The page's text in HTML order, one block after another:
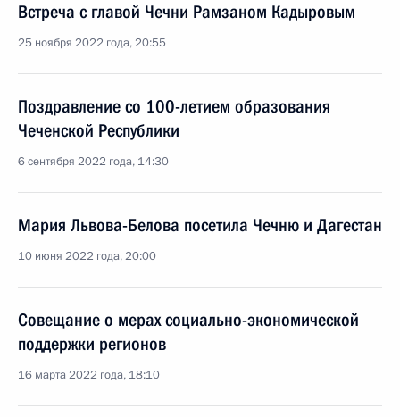
Встреча с главой Чечни Рамзаном Кадыровым
25 ноября 2022 года, 20:55
Поздравление со 100-летием образования
Чеченской Республики
6 сентября 2022 года, 14:30
Мария Львова-Белова посетила Чечню и Дагестан
10 июня 2022 года, 20:00
Совещание о мерах социально-экономической
поддержки регионов
16 марта 2022 года, 18:10